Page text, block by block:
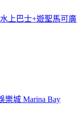
上巴士+遊聖馬可廣
樂城 Marina Bay